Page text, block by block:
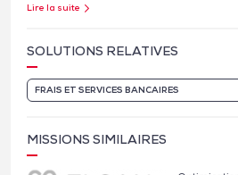
Lire la suite
SOLUTIONS RELATIVES
FRAIS ET SERVICES BANCAIRES
MISSIONS SIMILAIRES